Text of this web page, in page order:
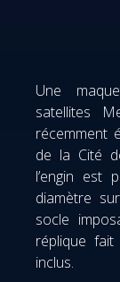
Une
satellites
récemment
de la Cité
l’engin est
diamètre
socle
réplique
inclus.